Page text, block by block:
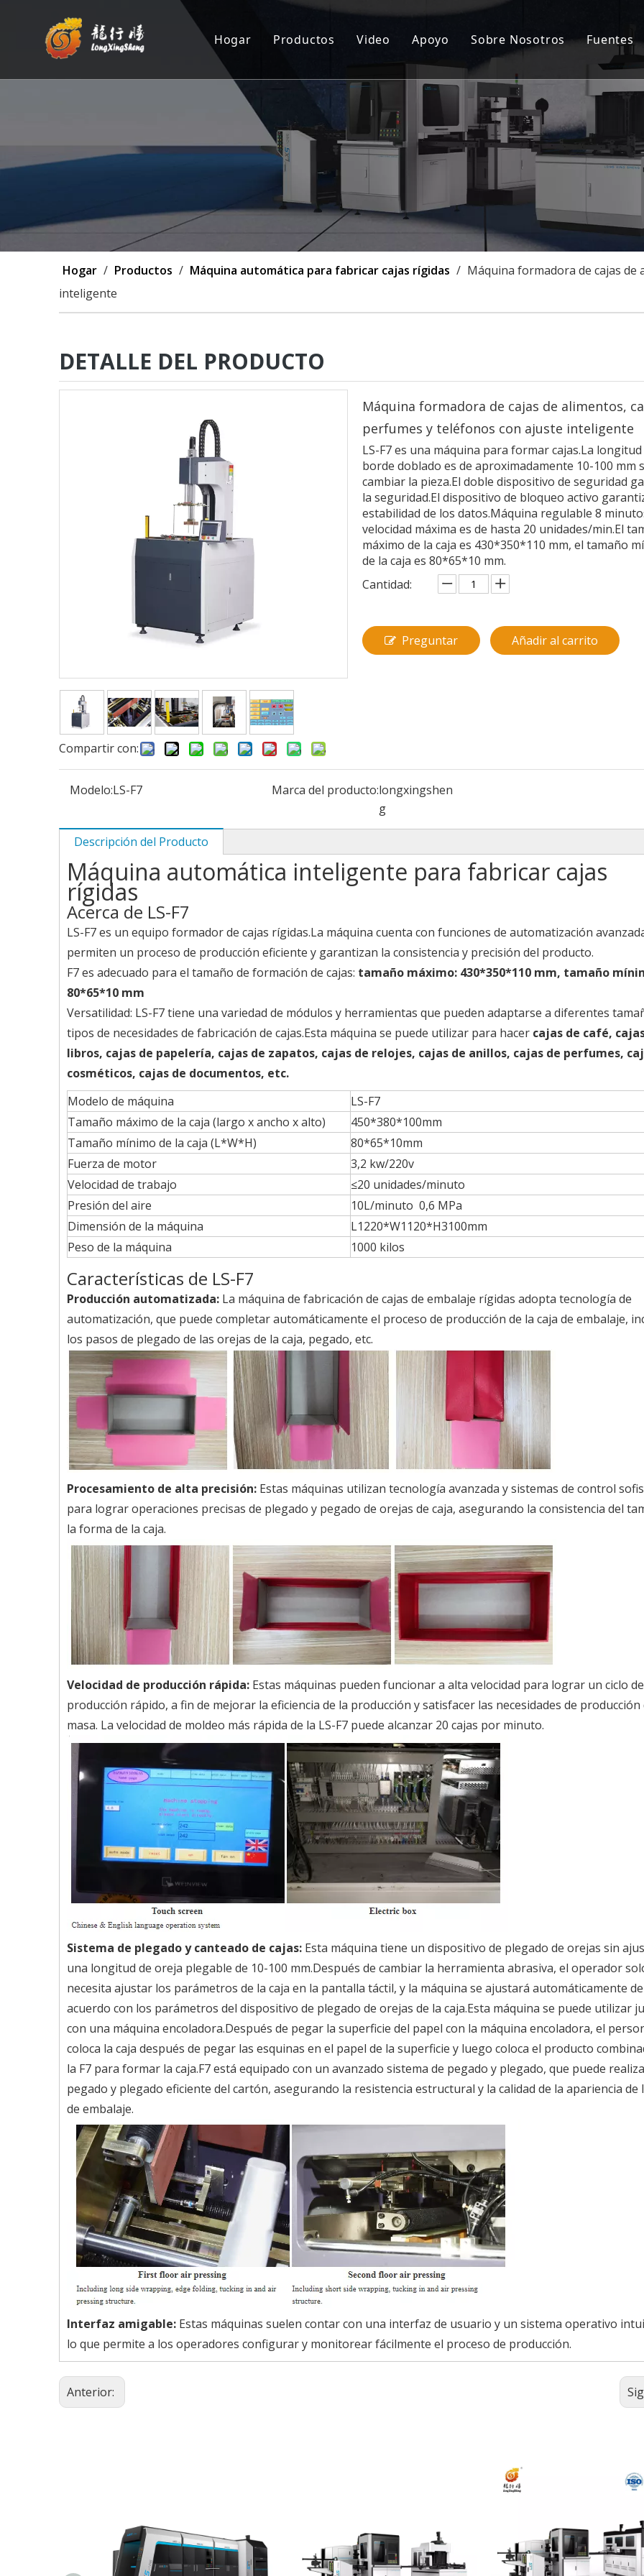
Hogar
Productos
Máquina automática para fabricar cajas rígidas
Posicionamiento de tapa dura y caja rígida
Máquina semiautomática para fabricar cajas rígidas
Personalización
Video
Apoyo
Servicio postventa
Preguntas más frecuentes
Caso
Sobre Nosotros
Fuentes
Hogar / Productos / Máquina automática para fabricar cajas rígidas / Máquina formadora de cajas
inteligente
DETALLE DEL PRODUCTO
Compartir con:
Máquina formadora de cajas de alimentos,
perfumes y teléfonos con ajuste inteligente
LS-F7 es una máquina para formar cajas.La longitud
borde doblado es de aproximadamente 10-100 mm
cambiar la pieza.El doble dispositivo de seguridad
la seguridad.El dispositivo de bloqueo activo
estabilidad de los datos.Máquina regulable 8
velocidad máxima es de hasta 20 unidades/min.El
máximo de la caja es 430*350*110 mm, el tamaño
de la caja es 80*65*10 mm.
Cantidad:
Preguntar Añadir al carrito
Modelo:LS-F7 Marca del producto:longxingshen
g
Descripción del Producto
Máquina automática inteligente para fabricar cajas
rígidas
Acerca de LS-F7
LS-F7 es un equipo formador de cajas rígidas.La máquina cuenta con funciones de automatización
permiten un proceso de producción eficiente y garantizan la consistencia y precisión del producto.
F7 es adecuado para el tamaño de formación de cajas: tamaño máximo: 430*350*110 mm, tamaño
80*65*10 mm
Versatilidad: LS-F7 tiene una variedad de módulos y herramientas que pueden adaptarse a diferentes
tipos de necesidades de fabricación de cajas.Esta máquina se puede utilizar para hacer cajas de café,
libros, cajas de papelería, cajas de zapatos, cajas de relojes, cajas de anillos, cajas de perfumes,
cosméticos, cajas de documentos, etc.
Modelo de máquina
LS-F7
Tamaño máximo de la caja (largo x ancho x alto)
450*380*100mm
Tamaño mínimo de la caja (L*W*H)
80*65*10mm
Fuerza de motor
3,2 kw/220v
Velocidad de trabajo
≤20 unidades/minuto
Presión del aire
10L/minuto 0,6 MPa
Dimensión de la máquina
L1220*W1120*H3100mm
Peso de la máquina
1000 kilos
Características de LS-F7
Producción automatizada: La máquina de fabricación de cajas de embalaje rígidas adopta tecnología de
automatización, que puede completar automáticamente el proceso de producción de la caja de embalaje,
los pasos de plegado de las orejas de la caja, pegado, etc.
Procesamiento de alta precisión: Estas máquinas utilizan tecnología avanzada y sistemas de control
para lograr operaciones precisas de plegado y pegado de orejas de caja, asegurando la consistencia del
la forma de la caja.
Velocidad de producción rápida: Estas máquinas pueden funcionar a alta velocidad para lograr un ciclo de
producción rápido, a fin de mejorar la eficiencia de la producción y satisfacer las necesidades de producción
masa. La velocidad de moldeo más rápida de la LS-F7 puede alcanzar 20 cajas por minuto.
Sistema de plegado y canteado de cajas: Esta máquina tiene un dispositivo de plegado de orejas sin
una longitud de oreja plegable de 10-100 mm.Después de cambiar la herramienta abrasiva, el operador
necesita ajustar los parámetros de la caja en la pantalla táctil, y la máquina se ajustará automáticamente de
acuerdo con los parámetros del dispositivo de plegado de orejas de la caja.Esta máquina se puede utilizar
con una máquina encoladora.Después de pegar la superficie del papel con la máquina encoladora, el
coloca la caja después de pegar las esquinas en el papel de la superficie y luego coloca el producto
la F7 para formar la caja.F7 está equipado con un avanzado sistema de pegado y plegado, que puede
pegado y plegado eficiente del cartón, asegurando la resistencia estructural y la calidad de la apariencia de
de embalaje.
Interfaz amigable: Estas máquinas suelen contar con una interfaz de usuario y un sistema operativo
lo que permite a los operadores configurar y monitorear fácilmente el proceso de producción.
Anterior: